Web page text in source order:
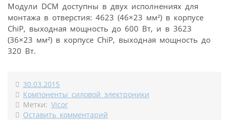
Модули DCM доступны в двух исполнениях для
монтажа в отверстия: 4623 (46×23 мм²) в корпусе
ChiP, выходная мощность до 600 Вт, и в 3623
(36×23 мм²) в корпусе ChiP, выходная мощность до
320 Вт.
30.03.2015
Компоненты силовой электроники
Метки: Vicor
Оставить комментарий